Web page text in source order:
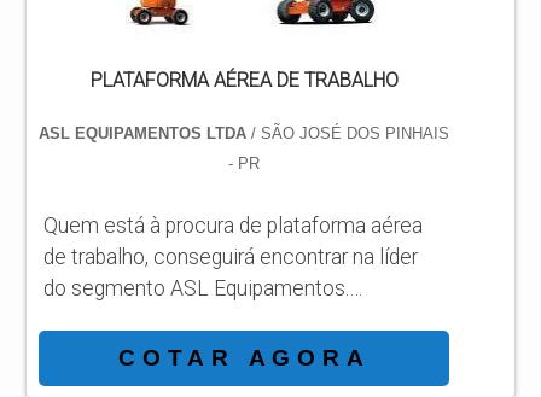
Plataforma articulada GT...
PLATAFORMA AÉREA DE TRABALHO
ASL EQUIPAMENTOS LTDA/ SÃO JOSÉ DOS PINHAIS
- PR
Quem está à procura de plataforma aérea
de trabalho, conseguirá encontrar na líder
do segmento ASL Equipamentos.
própria empresa e descobrindo a líder da
área de atuação. MAIS SOBRE
COTAR AGORA